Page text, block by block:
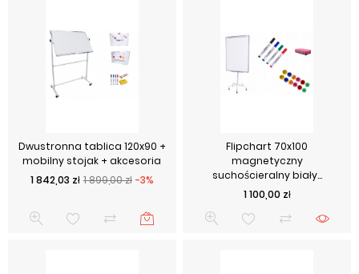
Dwustronna tablica 120x90 +
mobilny stojak + akcesoria
Cena podstawowa
1 899,00 zł -3%
Cena
1 842,03 zł
Flipchart 70x100
magnetyczny
suchościeralny biały...
Cena
1 100,00 zł